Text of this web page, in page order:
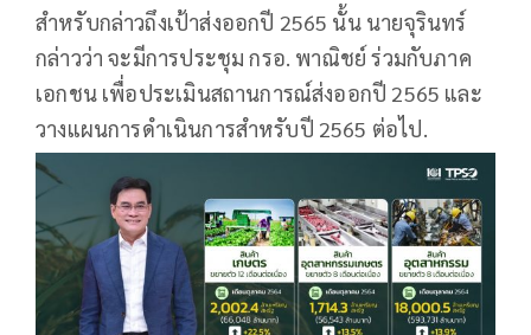
สำหรับกล่าวถึงเป้าส่งออกปี 2565 นั้น นายจุรินทร์
กล่าวว่า จะมีการประชุม กรอ. พาณิชย์ ร่วมกับภาค
เอกชน เพื่อประเมินสถานการณ์ส่งออกปี 2565 และ
วางแผนการดำเนินการสำหรับปี 2565 ต่อไป.